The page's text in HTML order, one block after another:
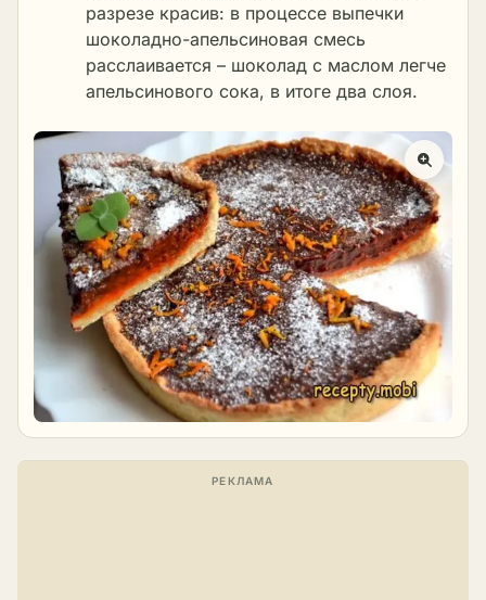
разрезе красив: в процессе выпечки
шоколадно-апельсиновая смесь
расслаивается – шоколад с маслом легче
апельсинового сока, в итоге два слоя.